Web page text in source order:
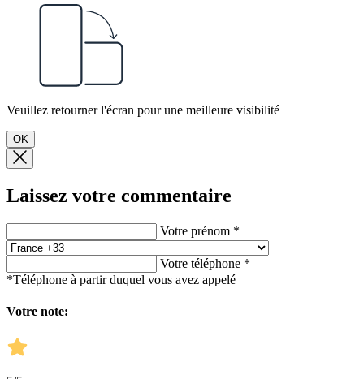
Veuillez retourner l'écran pour une meilleure visibilité
OK
Laissez votre commentaire
Votre prénom *
Votre téléphone *
*Téléphone à partir duquel vous avez appelé
Votre note: